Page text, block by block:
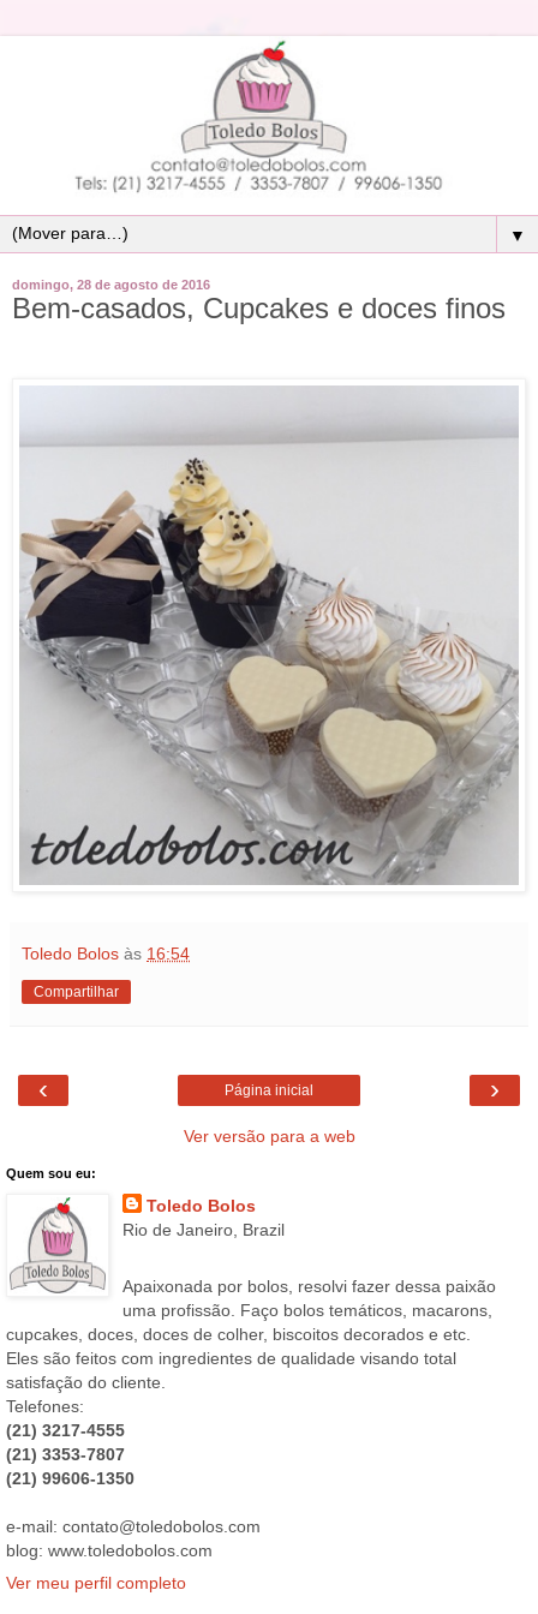
▼
domingo, 28 de agosto de 2016
Bem-casados, Cupcakes e doces finos
Toledo Bolos às 16:54
Compartilhar
‹ ›
Página inicial
Ver versão para a web
Quem sou eu:
Toledo Bolos
Rio de Janeiro, Brazil
Apaixonada por bolos, resolvi fazer dessa paixão
uma profissão. Faço bolos temáticos, macarons,
cupcakes, doces, doces de colher, biscoitos decorados e etc.
Eles são feitos com ingredientes de qualidade visando total
satisfação do cliente.
Telefones:
(21) 3217-4555
(21) 3353-7807
(21) 99606-1350
e-mail: contato@toledobolos.com
blog: www.toledobolos.com
Ver meu perfil completo